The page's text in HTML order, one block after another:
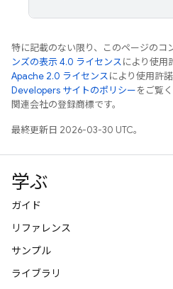
特に記載のない限り、このページのコ
ンズの表示 4.0 ライセンスにより使用
Apache 2.0 ライセンスにより使用許
Developers サイトのポリシーをご覧
関連会社の登録商標です。
最終更新日 2026-03-30 UTC。
学ぶ
ガイド
リファレンス
サンプル
ライブラリ